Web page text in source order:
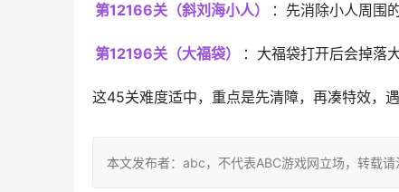
第12166关（斜刘海小人） ：先消除小人周围
第12196关（大福袋） ：大福袋打开后会掉落
这45关难度适中，重点是先清障，再凑特效，
本文发布者：abc，不代表ABC游戏网立场，转载请